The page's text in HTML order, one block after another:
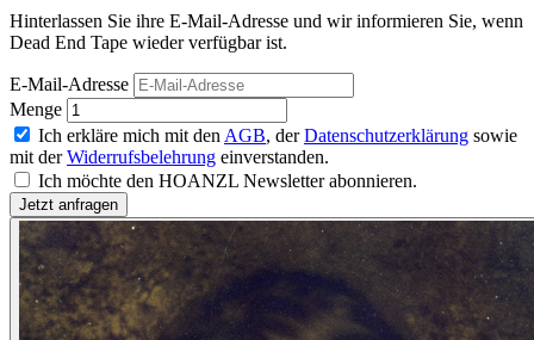
Hinterlassen Sie ihre E-Mail-Adresse und wir informieren Sie, wenn
Dead End Tape wieder verfügbar ist.
E-Mail-Adresse
Menge
Ich erkläre mich mit den AGB, derDatenschutzerklärung sowie
mit derWiderrufsbelehrung einverstanden.
Ich möchte den HOANZL Newsletter abonnieren.